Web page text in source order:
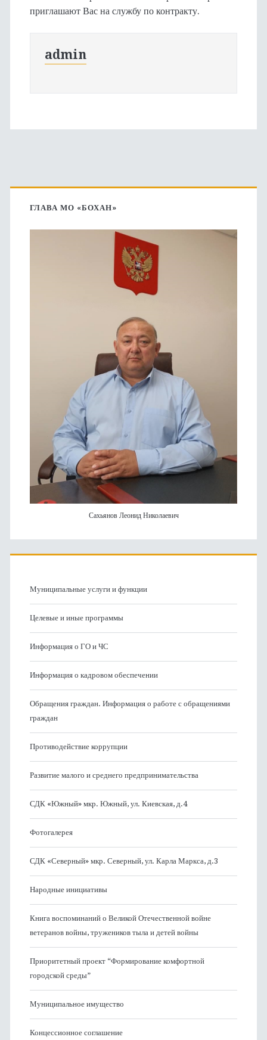
приглашают Вас на службу по контракту.
admin
Основная
боковая
ГЛАВА МО «БОХАН»
Сахьянов Леонид Николаевич
Муниципальные услуги и функции
Целевые и иные программы
Информация о ГО и ЧС
Информация о кадровом обеспечении
Обращения граждан. Информация о работе с обращениями
граждан
Противодействие коррупции
Развитие малого и среднего предпринимательства
СДК «Южный» мкр. Южный, ул. Киевская, д.4
Фотогалерея
СДК «Северный» мкр. Северный, ул. Карла Маркса, д.3
Народные инициативы
Книга воспоминаний о Великой Отечественной войне
ветеранов войны, тружеников тыла и детей войны
Приоритетный проект “Формирование комфортной
городской среды”
Муниципальное имущество
Концессионное соглашение